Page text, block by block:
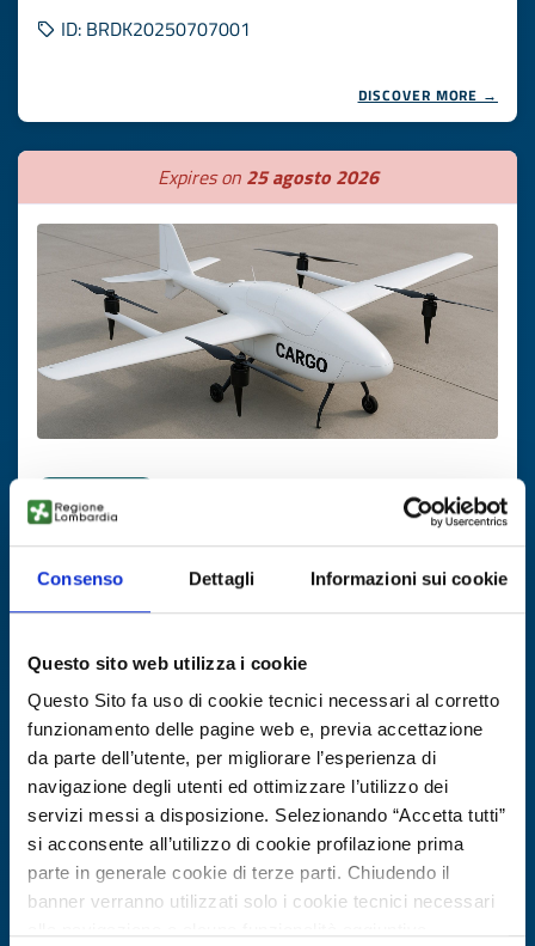
Consenso Dettagli Informazioni sui cookie
Questo sito web utilizza i cookie
Questo Sito fa uso di cookie tecnici necessari al corretto
funzionamento delle pagine web e, previa accettazione
da parte dell’utente, per migliorare l’esperienza di
navigazione degli utenti ed ottimizzare l’utilizzo dei
servizi messi a disposizione. Selezionando “Accetta tutti”
si acconsente all’utilizzo di cookie profilazione prima
parte in generale cookie di terze parti. Chiudendo il
banner verranno utilizzati solo i cookie tecnici necessari
ID: BRDK20250707001
DISCOVER MORE →
Expires on 25 agosto 2026
Droni VTOL e cargo dalla Turchia
ID: BOTR20250603011
Expires on25 agosto 2026